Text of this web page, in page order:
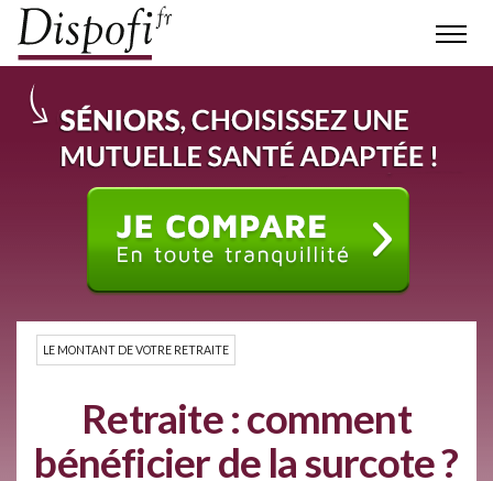
LE MONTANT DE VOTRE RETRAITE
Retraite : comment
bénéficier de la surcote ?